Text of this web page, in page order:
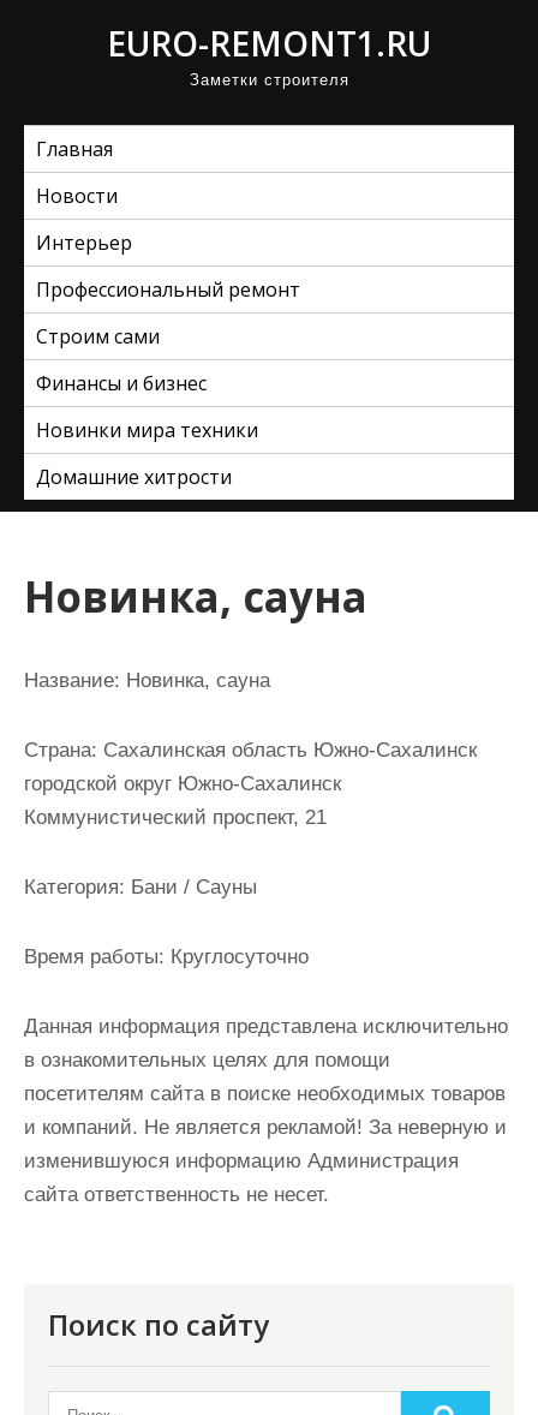
EURO-REMONT1.RU
Заметки строителя
Главная
Новости
Интерьер
Профессиональный ремонт
Строим сами
Финансы и бизнес
Новинки мира техники
Домашние хитрости
Новинка, сауна
Название: Новинка, сауна
Страна: Сахалинская область Южно-Сахалинск
городской округ Южно-Сахалинск
Коммунистический проспект, 21
Категория: Бани / Сауны
Время работы: Круглосуточно
Данная информация представлена исключительно
в ознакомительных целях для помощи
посетителям сайта в поиске необходимых товаров
и компаний. Не является рекламой! За неверную и
изменившуюся информацию Администрация
сайта ответственность не несет.
Поиск по сайту